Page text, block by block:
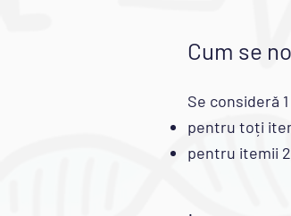
Cum se
Se consideră
pentru toți
pentru itemii